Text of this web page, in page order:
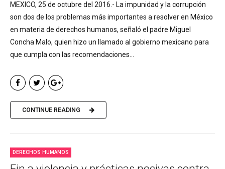
MEXICO, 25 de octubre del 2016.- La impunidad y la corrupción
son dos de los problemas más importantes a resolver en México
en materia de derechos humanos, señaló el padre Miguel
Concha Malo, quien hizo un llamado al gobierno mexicano para
que cumpla con las recomendaciones...
CONTINUE READING
DERECHOS HUMANOS